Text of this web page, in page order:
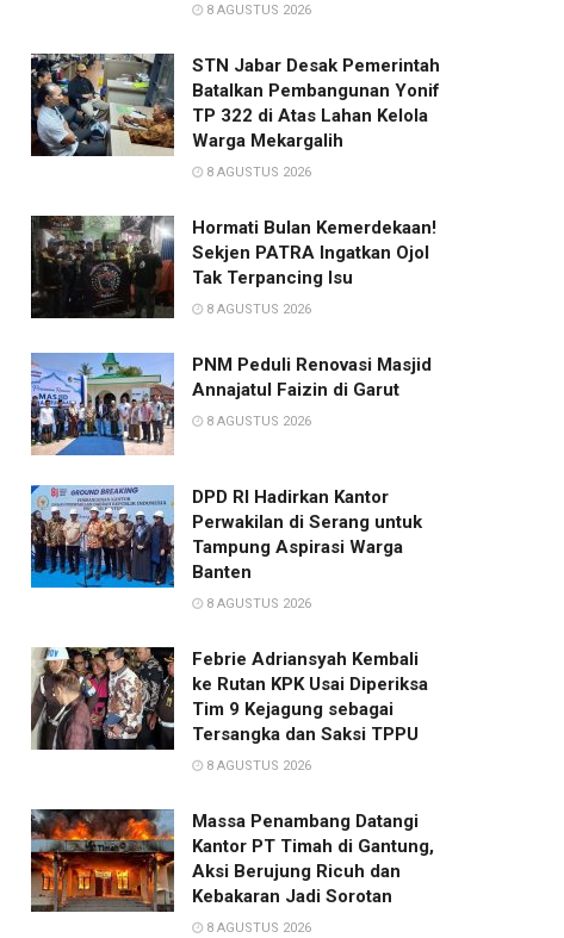
8 AGUSTUS 2026
STN Jabar Desak Pemerintah
Batalkan Pembangunan Yonif
TP 322 di Atas Lahan Kelola
Warga Mekargalih
8 AGUSTUS 2026
Hormati Bulan Kemerdekaan!
Sekjen PATRA Ingatkan Ojol
Tak Terpancing Isu
8 AGUSTUS 2026
PNM Peduli Renovasi Masjid
Annajatul Faizin di Garut
8 AGUSTUS 2026
DPD RI Hadirkan Kantor
Perwakilan di Serang untuk
Tampung Aspirasi Warga
Banten
8 AGUSTUS 2026
Febrie Adriansyah Kembali
ke Rutan KPK Usai Diperiksa
Tim 9 Kejagung sebagai
Tersangka dan Saksi TPPU
8 AGUSTUS 2026
Massa Penambang Datangi
Kantor PT Timah di Gantung,
Aksi Berujung Ricuh dan
Kebakaran Jadi Sorotan
8 AGUSTUS 2026